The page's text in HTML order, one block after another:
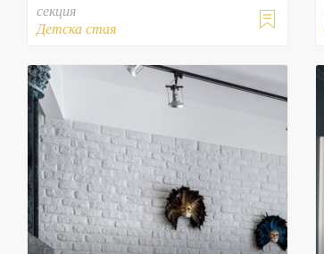

секция
Детска стая